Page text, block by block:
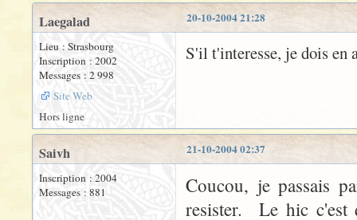
20-10-2004 21:28
Laegalad
Lieu : Strasbourg
Inscription : 2002
Messages : 2 998
Site Web
S'il t'interesse, je dois en
Hors ligne
21-10-2004 02:37
Saivh
Inscription : 2004
Messages : 881
Coucou, je passais
resister. Le hic c'est